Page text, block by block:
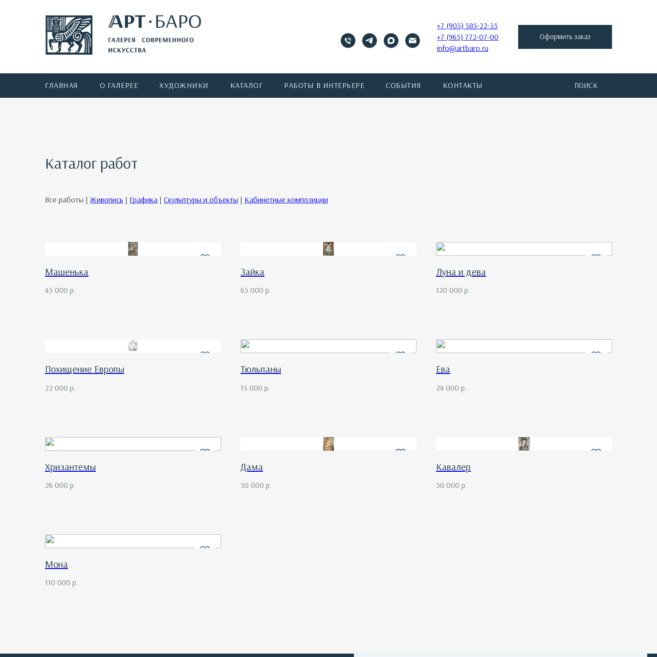
+7 (903) 585-22-35
+7 (965) 772-07-00
info@artbaro.ru
Оформить заказ
ПОИСК
ГЛАВНАЯ О ГАЛЕРЕЕ ХУДОЖНИКИ КАТАЛОГ РАБОТЫ В ИНТЕРЬЕРЕ СОБЫТИЯ КОНТАКТЫ
Каталог работ
Все работы | Живопись | Графика | Скульптуры и объекты | Кабинетные композиции
Машенька
45 000 р.
Зайка
65 000 р.
Луна и дева
120 000 р.
Похищение Европы
22 000 р.
Тюльпаны
15 000 р.
Ева
24 000 р.
Хризантемы
26 000 р.
Дама
50 000 р.
Кавалер
50 000 р.
Мона
110 000 р.